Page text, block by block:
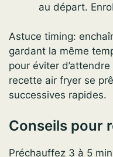
au départ.
Astuce timing:
gardant la même
pour éviter
recette air fryer se
successives rapides.
Conseils pour
Préchauffez 3 à 5